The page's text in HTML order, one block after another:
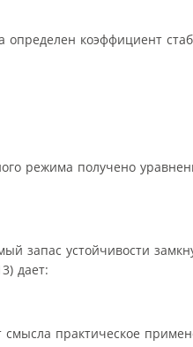
определен коэффициент
режима получено
запас устойчивости
дает:
практическое